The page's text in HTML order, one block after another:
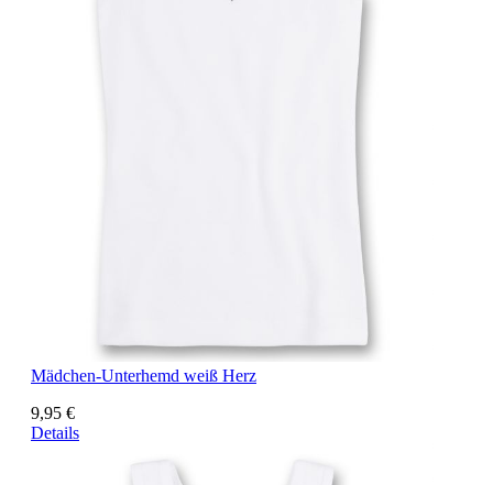
Mädchen-Unterhemd weiß Herz
9,95 €
Details